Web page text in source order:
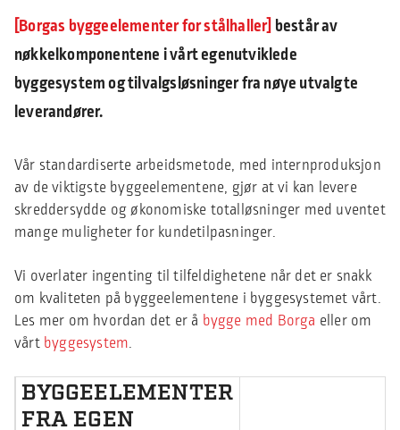
Borgas byggeelementer for stålhaller består av
nøkkelkomponentene i vårt egenutviklede
byggesystem og tilvalgsløsninger fra nøye utvalgte
leverandører.
Vår standardiserte arbeidsmetode, med internproduksjon
av de viktigste byggeelementene, gjør at vi kan levere
skreddersydde og økonomiske totalløsninger med uventet
mange muligheter for kundetilpasninger.
Vi overlater ingenting til tilfeldighetene når det er snakk
om kvaliteten på byggeelementene i byggesystemet vårt.
Les mer om hvordan det er å bygge med Borga eller om
vårt byggesystem.
BYGGEELEMENTER
FRA EGEN